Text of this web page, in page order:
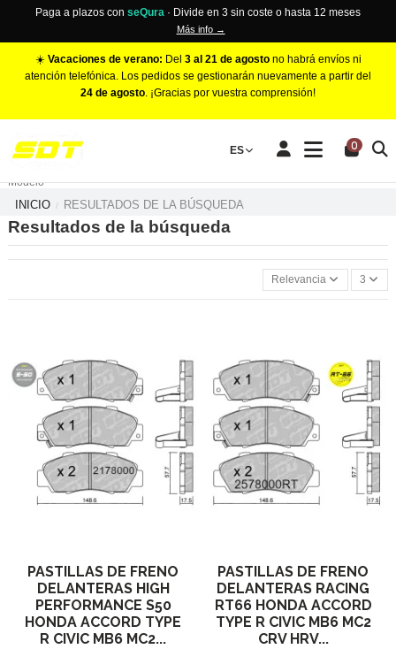
Paga a plazos con seQura · Divide en 3 sin coste o hasta 12 meses
Más info →
☀️ Vacaciones de verano: Del 3 al 21 de agostono habrá envíos ni
atención telefónica. Los pedidos se gestionarán nuevamente a partir del
24 de agosto. ¡Gracias por vuestra comprensión!
ES 0
Make
Modelo
INICIO RESULTADOS DE LA BÚSQUEDA
Resultados de la búsqueda
Relevancia 3
PASTILLAS DE FRENO
DELANTERAS HIGH
PERFORMANCE S50
HONDA ACCORD TYPE
R CIVIC MB6 MC2...
PASTILLAS DE FRENO
DELANTERAS RACING
RT66 HONDA ACCORD
TYPE R CIVIC MB6 MC2
CRV HRV...